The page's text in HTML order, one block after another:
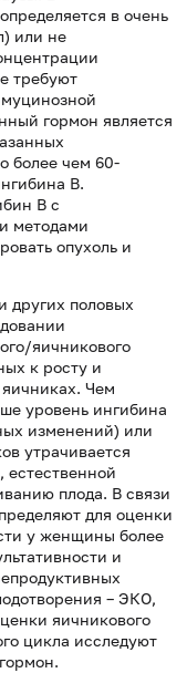
в очень
или не
требуют
гормон является
более чем 60-
В.
В с
методами
опухоль и
других половых
яичникового
к росту и
Чем
уровень ингибина
изменений) или
утрачивается
естественной
плода. В связи
для оценки
у женщины более
и
– ЭКО,
яичникового
цикла исследуют